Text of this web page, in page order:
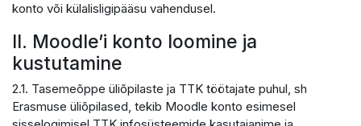
konto või külalisligipääsu vahendusel.
II. Moodle’i konto loomine ja
kustutamine
2.1. Tasemeõppe üliõpilaste ja TTK töötajate puhul, sh
Erasmuse üliõpilased, tekib Moodle konto esimesel